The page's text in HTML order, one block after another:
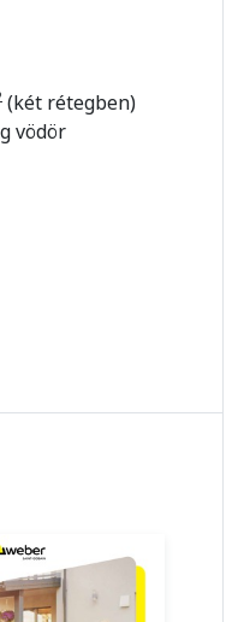
(két rétegben)
vödör